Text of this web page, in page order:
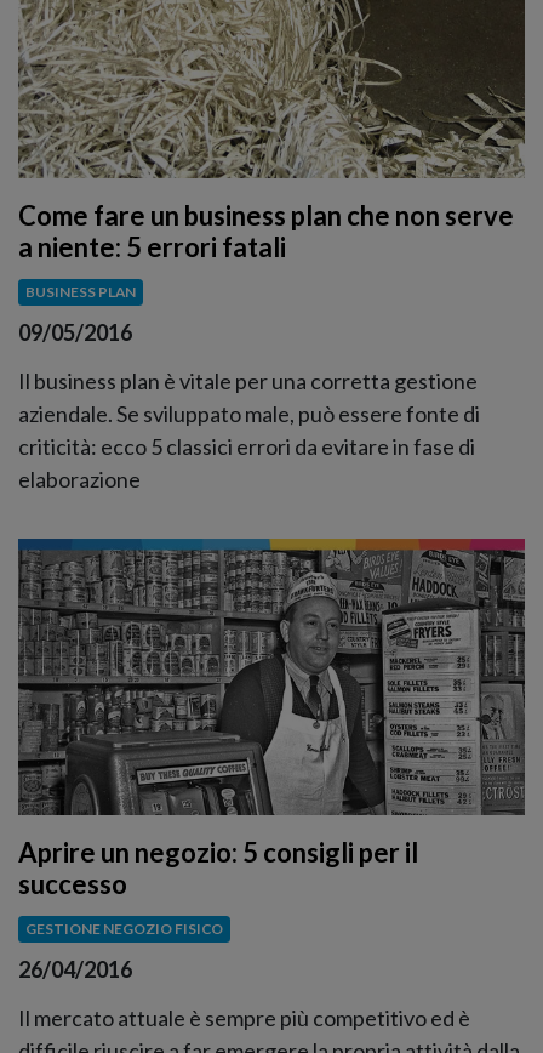
Come fare un business plan che non serve
a niente: 5 errori fatali
BUSINESS PLAN
09/05/2016
Il business plan è vitale per una corretta gestione
aziendale. Se sviluppato male, può essere fonte di
criticità: ecco 5 classici errori da evitare in fase di
elaborazione
Aprire un negozio: 5 consigli per il
successo
GESTIONE NEGOZIO FISICO
26/04/2016
Il mercato attuale è sempre più competitivo ed è